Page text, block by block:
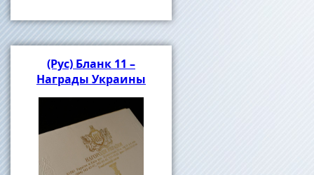
(Рус) Бланк 11 –
Награды Украины